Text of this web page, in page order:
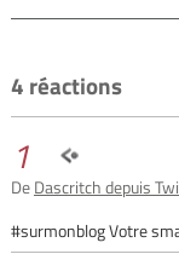
4 réactions
1
DeDascritch depuis
#surmonblog Votre